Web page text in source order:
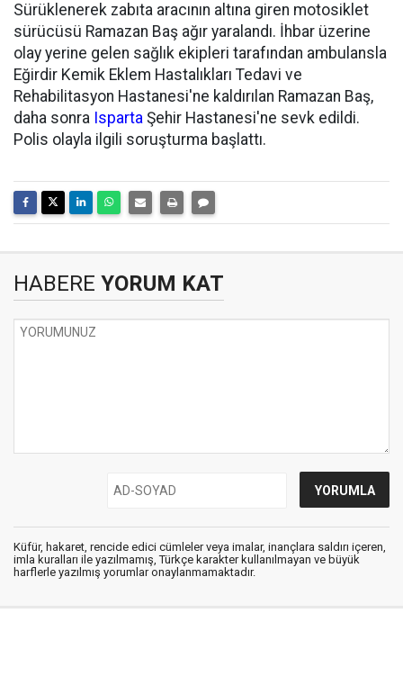
Sürüklenerek zabıta aracının altına giren motosiklet
sürücüsü Ramazan Baş ağır yaralandı. İhbar üzerine
olay yerine gelen sağlık ekipleri tarafından ambulansla
Eğirdir Kemik Eklem Hastalıkları Tedavi ve
Rehabilitasyon Hastanesi'ne kaldırılan Ramazan Baş,
daha sonra Isparta Şehir Hastanesi'ne sevk edildi.
Polis olayla ilgili soruşturma başlattı.
HABERE YORUM KAT
Küfür, hakaret, rencide edici cümleler veya imalar, inançlara saldırı içeren,
imla kuralları ile yazılmamış, Türkçe karakter kullanılmayan ve büyük
harflerle yazılmış yorumlar onaylanmamaktadır.